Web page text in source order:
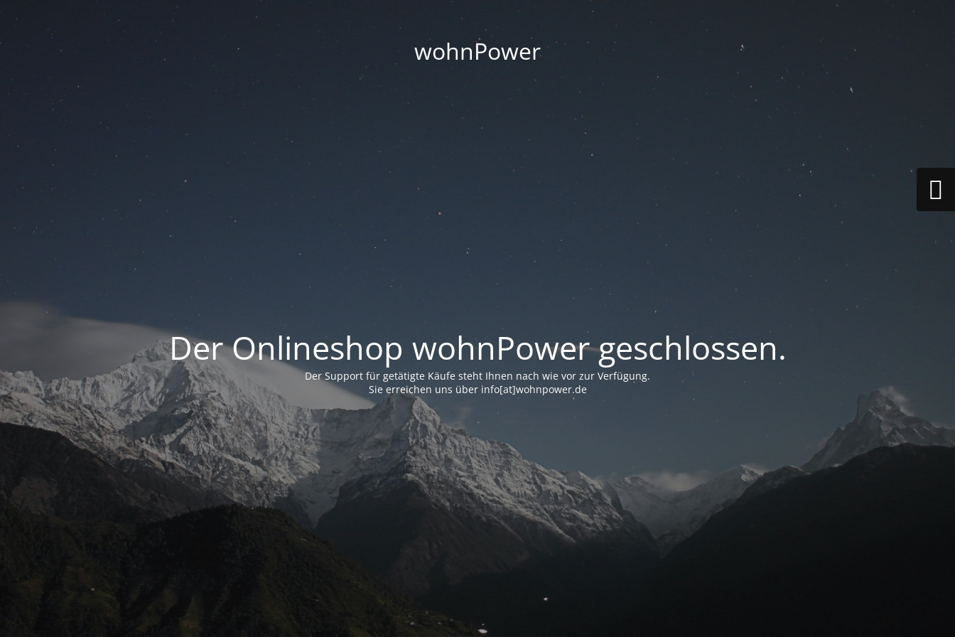
wohnPower
Der Onlineshop wohnPower geschlossen.
Der Support für getätigte Käufe steht Ihnen nach wie vor zur Verfügung.
Sie erreichen uns über info[at]wohnpower.de